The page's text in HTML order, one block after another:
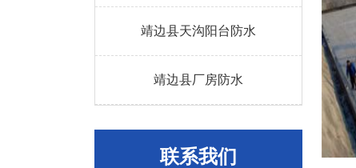
靖边县天沟阳台防水
靖边县厂房防水
联系我们